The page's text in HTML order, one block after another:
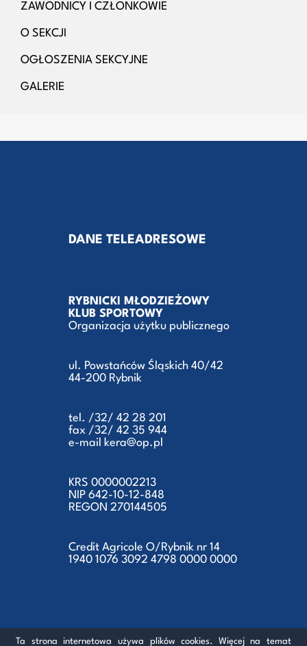
ZAWODNICY I CZŁONKOWIE
O SEKCJI
OGŁOSZENIA SEKCYJNE
GALERIE
DANE TELEADRESOWE
RYBNICKI MŁODZIEŻOWY
KLUB SPORTOWY
Organizacja użytku publicznego
ul. Powstańców Śląskich 40/42
44-200 Rybnik
tel. /32/ 42 28 201
fax /32/ 42 35 944
e-mail kera@op.pl
KRS 0000002213
NIP 642-10-12-848
REGON 270144505
Credit Agricole O/Rybnik nr 14
1940 1076 3092 4798 0000 0000
Ta strona internetowa używa plików cookies. Więcej na temat